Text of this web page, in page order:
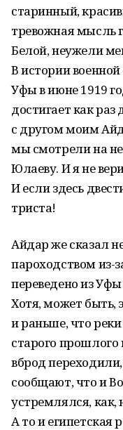
старинный,
тревожная мысль
Белой, неужели
В истории
Уфы в июне 1919
достигает как раз
с другом моим
мы смотрели на
Юлаеву. И я не
И если здесь
триста!
Айдар же сказал
пароходством из-
переведено из
Хотя, может быть,
и раньше, что
старого прошлого
вброд
сообщают, что и
устремлялся, как,
А то и египетская